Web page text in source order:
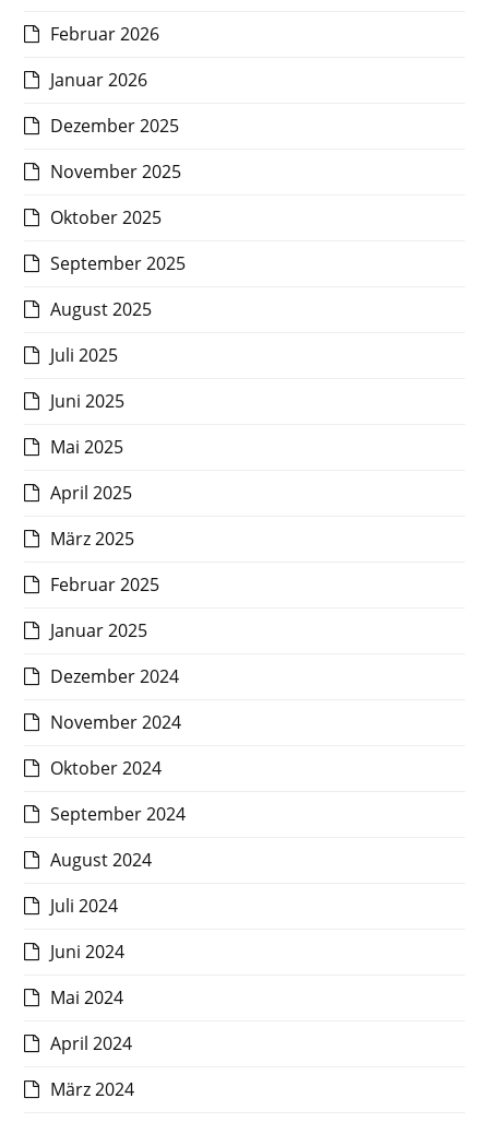
Februar 2026
Januar 2026
Dezember 2025
November 2025
Oktober 2025
September 2025
August 2025
Juli 2025
Juni 2025
Mai 2025
April 2025
März 2025
Februar 2025
Januar 2025
Dezember 2024
November 2024
Oktober 2024
September 2024
August 2024
Juli 2024
Juni 2024
Mai 2024
April 2024
März 2024